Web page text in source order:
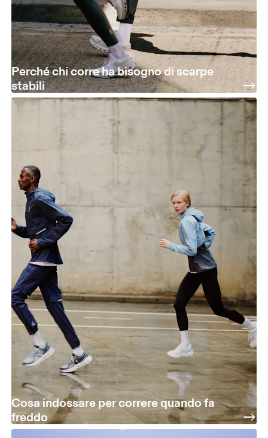
Perché chi corre ha bisogno di scarpe
stabili
Cosa indossare per correre quando fa
freddo